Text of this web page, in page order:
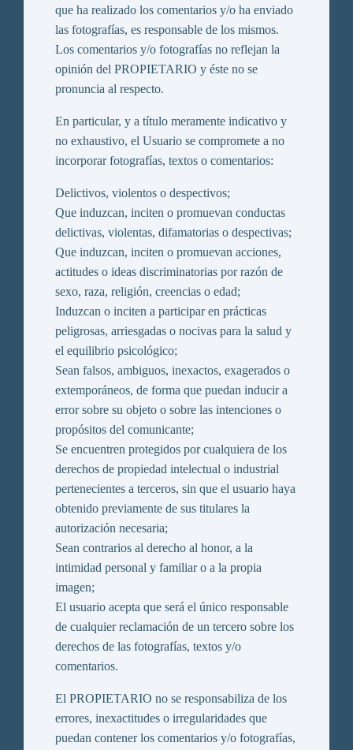
que ha realizado los comentarios y/o ha enviado
las fotografías, es responsable de los mismos.
Los comentarios y/o fotografías no reflejan la
opinión del PROPIETARIO y éste no se
pronuncia al respecto.
En particular, y a título meramente indicativo y
no exhaustivo, el Usuario se compromete a no
incorporar fotografías, textos o comentarios:
Delictivos, violentos o despectivos;
Que induzcan, inciten o promuevan conductas
delictivas, violentas, difamatorias o despectivas;
Que induzcan, inciten o promuevan acciones,
actitudes o ideas discriminatorias por razón de
sexo, raza, religión, creencias o edad;
Induzcan o inciten a participar en prácticas
peligrosas, arriesgadas o nocivas para la salud y
el equilibrio psicológico;
Sean falsos, ambiguos, inexactos, exagerados o
extemporáneos, de forma que puedan inducir a
error sobre su objeto o sobre las intenciones o
propósitos del comunicante;
Se encuentren protegidos por cualquiera de los
derechos de propiedad intelectual o industrial
pertenecientes a terceros, sin que el usuario haya
obtenido previamente de sus titulares la
autorización necesaria;
Sean contrarios al derecho al honor, a la
intimidad personal y familiar o a la propia
imagen;
El usuario acepta que será el único responsable
de cualquier reclamación de un tercero sobre los
derechos de las fotografías, textos y/o
comentarios.
El PROPIETARIO no se responsabiliza de los
errores, inexactitudes o irregularidades que
puedan contener los comentarios y/o fotografías,